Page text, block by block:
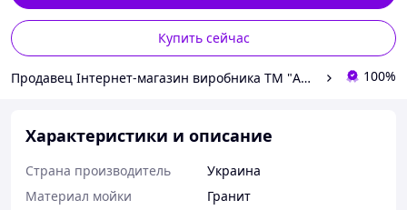
Купить сейчас
Продавец Інтернет-магазин виробника ТМ "AKVATIKA" 100%
Характеристики и описание
Страна производитель
Украина
Материал мойки
Гранит